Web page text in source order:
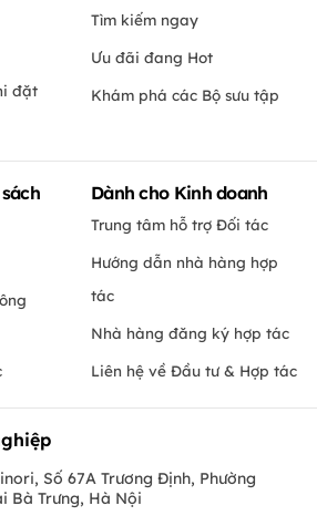
đặt
Tìm kiếm ngay
Ưu đãi đang Hot
Khám phá các Bộ sưu tập
Dành cho Kinh doanh
Trung tâm hỗ trợ Đối tác
Hướng dẫn nhà hàng hợp
tác
Nhà hàng đăng ký hợp tác
Liên hệ về Đầu tư & Hợp tác
Số 67A Trương Định, Phường
Bà Trưng, Hà Nội